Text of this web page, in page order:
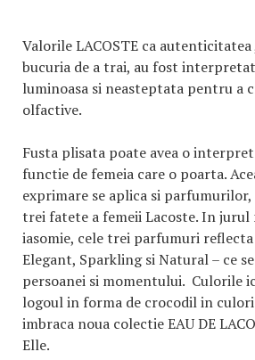
Valorile LACOSTE ca autenticitatea
bucuria de a trai, au fost
luminoasa si neasteptata pentru a
olfactive.
Fusta plisata poate avea o
functie de femeia care o poarta.
exprimare se aplica si
trei fatete a femeii Lacoste. In
iasomie, cele trei parfumuri
Elegant, Sparkling si Natural – ce
persoanei si momentului. Culorile
logoul in forma de crocodil in
imbraca noua colectie EAU DE
Elle.